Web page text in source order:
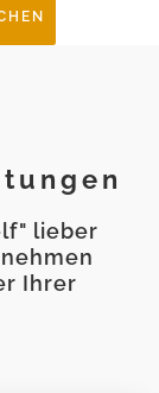
lieber
Ihrer